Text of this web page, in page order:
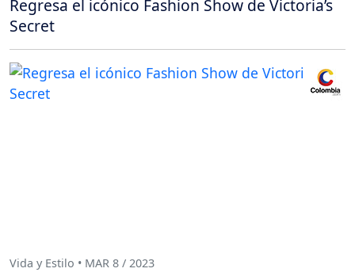
Regresa el icónico Fashion Show de Victoria’s
Secret
Vida y Estilo • MAR 8 / 2023